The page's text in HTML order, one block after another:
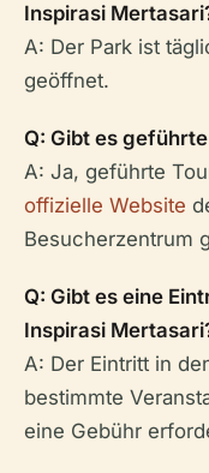
Inspirasi
A: Der Park ist
geöffnet.
Q: Gibt es
A: Ja, geführte
offizielle Website
Besucherzentrum
Q: Gibt es eine
Inspirasi
A: Der Eintritt in
bestimmte
eine Gebühr